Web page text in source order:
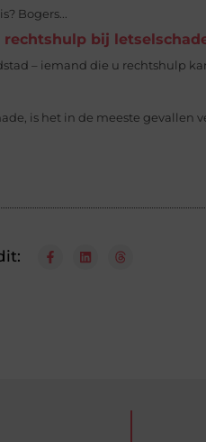
Bogers...
bij
– iemand die u rechtshulp
is het in de meeste gevallen